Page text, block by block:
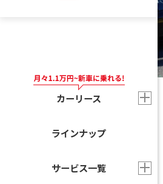
カーリース
ラインナップ
サービス一覧